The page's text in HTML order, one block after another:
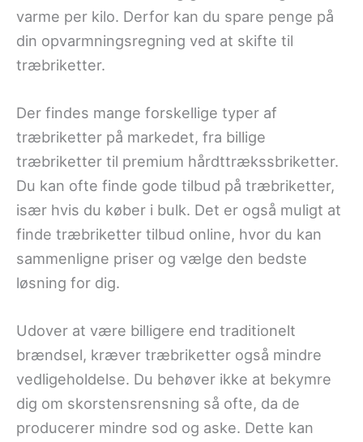
varme per kilo. Derfor kan du spare penge på
din opvarmningsregning ved at skifte til
træbriketter.
Der findes mange forskellige typer af
træbriketter på markedet, fra billige
træbriketter til premium hårdttrækssbriketter.
Du kan ofte finde gode tilbud på træbriketter,
især hvis du køber i bulk. Det er også muligt at
finde træbriketter tilbud online, hvor du kan
sammenligne priser og vælge den bedste
løsning for dig.
Udover at være billigere end traditionelt
brændsel, kræver træbriketter også mindre
vedligeholdelse. Du behøver ikke at bekymre
dig om skorstensrensning så ofte, da de
producerer mindre sod og aske. Dette kan